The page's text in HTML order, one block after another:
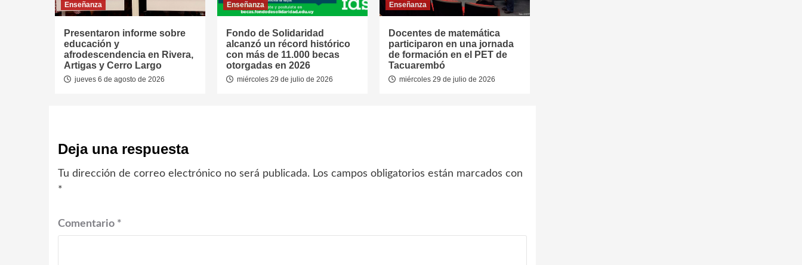
Enseñanza
Presentaron informe sobre
educación y
afrodescendencia en Rivera,
Artigas y Cerro Largo
jueves 6 de agosto de 2026
Enseñanza
Fondo de Solidaridad
alcanzó un récord histórico
con más de 11.000 becas
otorgadas en 2026
miércoles 29 de julio de 2026
Enseñanza
Docentes de matemática
participaron en una jornada
de formación en el PET de
Tacuarembó
miércoles 29 de julio de 2026
Deja una respuesta
Tu dirección de correo electrónico no será publicada. Los campos obligatorios están marcados con
*
Comentario *